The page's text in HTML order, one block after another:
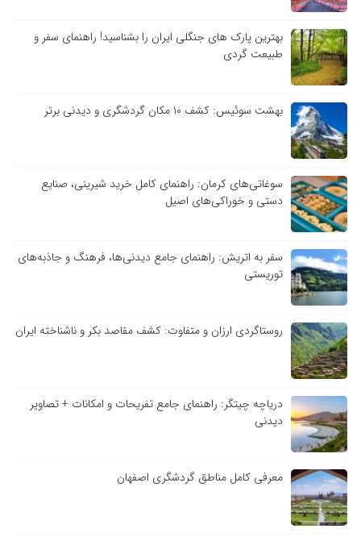
بهترین پارک های جنگلی ایران را بشناسید! راهنمای سفر و
طبیعت گردی
بهشت سوئیس: کشف ۱۰ مکان گردشگری و دیدنی برتر
سوغاتی‌های کرمان: راهنمای کامل خرید شیرینی، صنایع
دستی و خوراکی‌های اصیل
سفر به اتریش: راهنمای جامع دیدنی‌ها، فرهنگ و جاذبه‌های
توریستی
روستاگردی ارزان و متفاوت: کشف مقاصد بکر و ناشناخته ایران
دریاچه چیتگر: راهنمای جامع تفریحات و امکانات + تصاویر
دیدنی
معرفی کامل مناطق گردشگری اصفهان